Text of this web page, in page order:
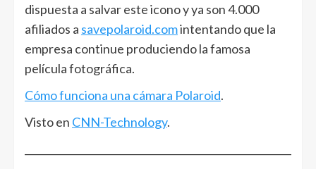
dispuesta a salvar este icono y ya son 4.000
afiliados a savepolaroid.comintentando que la
empresa continue produciendo la famosa
película fotográfica.
Cómo funciona una cámara Polaroid.
Visto en CNN-Technology.